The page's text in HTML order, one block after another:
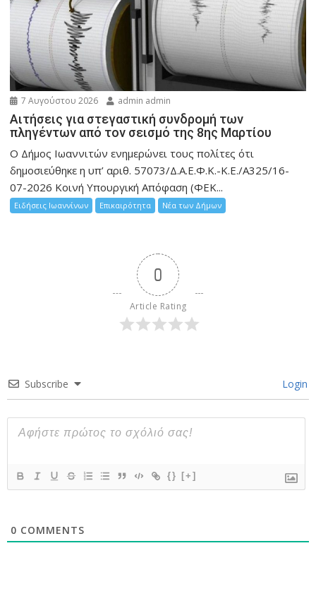
7 Αυγούστου 2026 admin admin
Αιτήσεις για στεγαστική συνδρομή των
πληγέντων από τον σεισμό της 8ης Μαρτίου
Ο Δήμος Ιωαννιτών ενημερώνει τους πολίτες ότι
δημοσιεύθηκε η υπ’ αριθ. 57073/Δ.Α.Ε.Φ.Κ.-Κ.Ε./Α325/16-
07-2026 Κοινή Υπουργική Απόφαση (ΦΕΚ...
Ειδήσεις Ιωαννίνων Επικαιρότητα Νέα των Δήμων
0
Article Rating
Subscribe Login
{} [+]
0 COMMENTS